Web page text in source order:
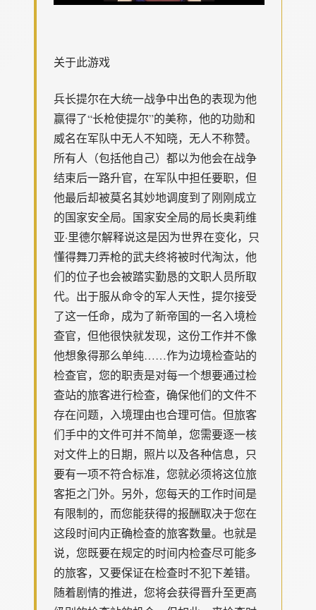
关于此游戏
兵长提尔在大统一战争中出色的表现为他
赢得了“长枪使提尔”的美称，他的功勋和
威名在军队中无人不知晓，无人不称赞。
所有人（包括他自己）都以为他会在战争
结束后一路升官，在军队中担任要职，但
他最后却被莫名其妙地调度到了刚刚成立
的国家安全局。国家安全局的局长奥莉维
亚·里德尔解释说这是因为世界在变化，只
懂得舞刀弄枪的武夫终将被时代淘汰，他
们的位子也会被踏实勤恳的文职人员所取
代。出于服从命令的军人天性，提尔接受
了这一任命，成为了新帝国的一名入境检
查官，但他很快就发现，这份工作并不像
他想象得那么单纯……作为边境检查站的
检查官，您的职责是对每一个想要通过检
查站的旅客进行检查，确保他们的文件不
存在问题，入境理由也合理可信。但旅客
们手中的文件可并不简单，您需要逐一核
对文件上的日期，照片以及各种信息，只
要有一项不符合标准，您就必须将这位旅
客拒之门外。另外，您每天的工作时间是
有限制的，而您能获得的报酬取决于您在
这段时间内正确检查的旅客数量。也就是
说，您既要在规定的时间内检查尽可能多
的旅客，又要保证在检查时不犯下差错。
随着剧情的推进，您将会获得晋升至更高